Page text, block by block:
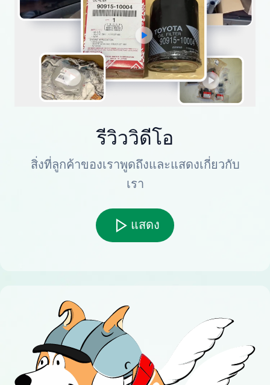
รีวิววิดีโอ
สิ่งที่ลูกค้าของเราพูดถึงและแสดงเกี่ยวกับ
เรา
แสดง